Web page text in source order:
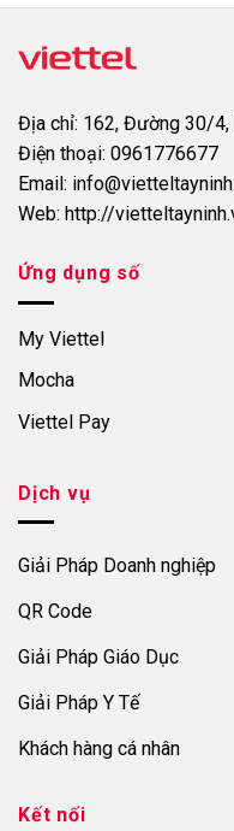
Địa chỉ: 162, Đường 30/4,
Điện thoại: 0961776677
Email:
Web: http://
Ứng dụng số
My Viettel
Mocha
Viettel Pay
Dịch vụ
Giải Pháp Doanh nghiệp
QR Code
Giải Pháp Giáo Dục
Giải Pháp Y Tế
Khách hàng cá nhân
Kết nối